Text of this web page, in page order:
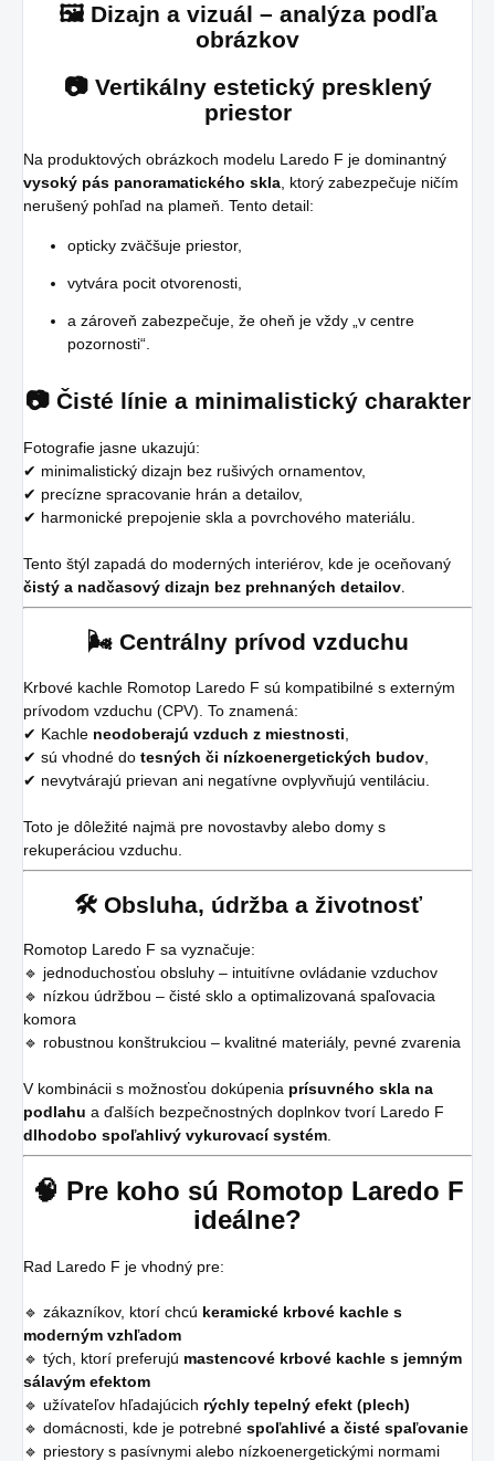
🖼️ Dizajn a vizuál – analýza podľa
obrázkov
📷 Vertikálny estetický presklený
priestor
Na produktových obrázkoch modelu Laredo F je dominantný
vysoký pás panoramatického skla, ktorý zabezpečuje ničím
nerušený pohľad na plameň. Tento detail:
opticky zväčšuje priestor,
vytvára pocit otvorenosti,
a zároveň zabezpečuje, že oheň je vždy „v centre
pozornosti“.
📷 Čisté línie a minimalistický charakter
Fotografie jasne ukazujú:
✔ minimalistický dizajn bez rušivých ornamentov,
✔ precízne spracovanie hrán a detailov,
✔ harmonické prepojenie skla a povrchového materiálu.
Tento štýl zapadá do moderných interiérov, kde je oceňovaný
čistý a nadčasový dizajn bez prehnaných detailov.
🌬️ Centrálny prívod vzduchu
Krbové kachle Romotop Laredo F sú kompatibilné s externým
prívodom vzduchu (CPV). To znamená:
✔ Kachle neodoberajú vzduch z miestnosti
✔ sú vhodné do tesných či nízkoenergetických budov
✔ nevytvárajú prievan ani negatívne ovplyvňujú ventiláciu.
Toto je dôležité najmä pre novostavby alebo domy s
rekuperáciou vzduchu.
🛠️ Obsluha, údržba a životnosť
Romotop Laredo F sa vyznačuje:
🔹 jednoduchosťou obsluhy – intuitívne ovládanie vzduchov
🔹 nízkou údržbou – čisté sklo a optimalizovaná spaľovacia
komora
🔹 robustnou konštrukciou – kvalitné materiály, pevné zvarenia
V kombinácii s možnosťou dokúpenia prísuvného skla na
podlahu a ďalších bezpečnostných doplnkov tvorí Laredo F
dlhodobo spoľahlivý vykurovací systém.
🧠 Pre koho sú Romotop Laredo F
ideálne?
Rad Laredo F je vhodný pre:
🔹 zákazníkov, ktorí chcú keramické krbové kachle s
moderným vzhľadom
🔹 tých, ktorí preferujú mastencové krbové kachle s jemným
sálavým efektom
🔹 užívateľov hľadajúcich rýchly tepelný efekt (plech)
🔹 domácnosti, kde je potrebné spoľahlivé a čisté spaľovanie
🔹 priestory s pasívnymi alebo nízkoenergetickými normami